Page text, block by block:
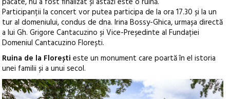
Participanții la concert vor putea participa de la ora 17.30 și la un
tur al domeniului, condus de dna. Irina Bossy-Ghica, urmașa directă
a lui Gh. Grigore Cantacuzino și Vice-Președinte al Fundației
Domeniul Cantacuzino Florești.
Ruina de la Florești este un monument care poartă în el istoria
unei familii și a unui secol.